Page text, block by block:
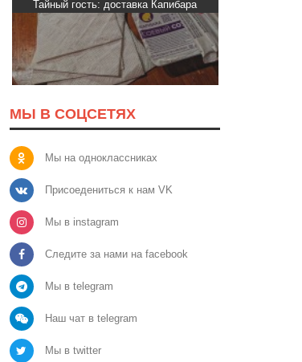
Тайный гость: доставка Капибара
МЫ В СОЦСЕТЯХ
Мы на одноклассниках
Присоедениться к нам VK
Мы в instagram
Следите за нами на facebook
Мы в telegram
Наш чат в telegram
Мы в twitter